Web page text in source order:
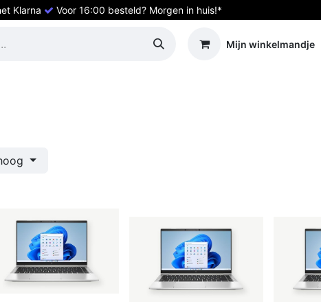
Klarna Voor 16:00 besteld? Morgen in huis!*
Mijn winkelmandje